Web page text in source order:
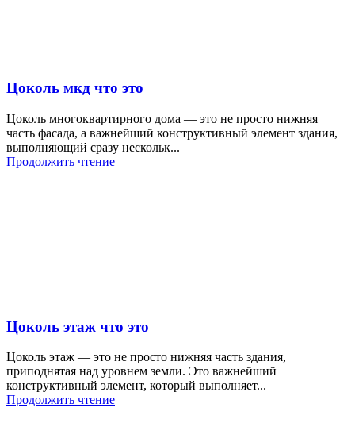
Цоколь мкд что это
Цоколь многоквартирного дома — это не просто нижняя
часть фасада, а важнейший конструктивный элемент здания,
выполняющий сразу нескольк...
Продолжить чтение
Цоколь этаж что это
Цоколь этаж — это не просто нижняя часть здания,
приподнятая над уровнем земли. Это важнейший
конструктивный элемент, который выполняет...
Продолжить чтение